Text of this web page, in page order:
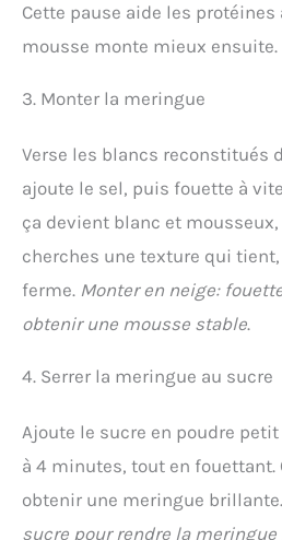
Cette pause aide les protéines
mousse monte mieux ensuite.
3. Monter la meringue
Verse les blancs reconstitués
ajoute le sel, puis fouette à
ça devient blanc et
cherches une texture qui
ferme. Monter en neige:
obtenir une mousse stable.
4. Serrer la meringue au sucre
Ajoute le sucre en poudre
à 4 minutes, tout en fouettant.
obtenir une meringue brillante.
sucre pour rendre la